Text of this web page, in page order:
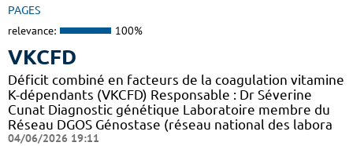
PAGES
relevance: 100%
VKCFD
Déficit combiné en facteurs de la coagulation vitamine
K-dépendants (VKCFD) Responsable : Dr Séverine
Cunat Diagnostic génétique Laboratoire membre du
Réseau DGOS Génostase (réseau national des labora
04/06/2026 19:11